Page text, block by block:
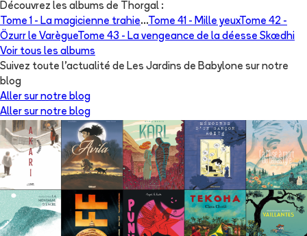
Découvrez les albums de Thorgal :
Tome 1 - La magicienne trahie...Tome 41 - Mille yeuxTome 42 -
Özurr le VarègueTome 43 - La vengeance de la déesse Skædhi
Voir tous les albums
Suivez toute l'actualité de Les Jardins de Babylone sur notre
blog
Aller sur notre blog
Aller sur notre blog